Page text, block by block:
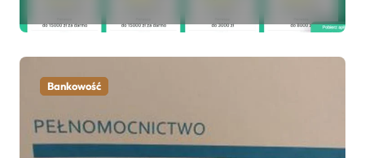
Bankowość